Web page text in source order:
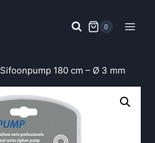
0
Sifoonpump 180 cm – Ø 3 mm